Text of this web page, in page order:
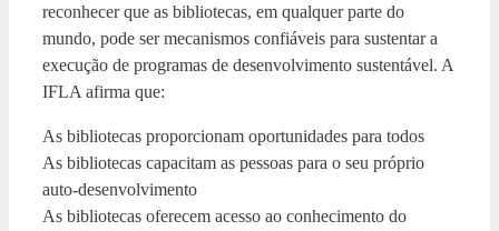
reconhecer que as bibliotecas, em qualquer parte do
mundo, pode ser mecanismos confiáveis ​​para sustentar a
execução de programas de desenvolvimento sustentável. A
IFLA afirma que:
As bibliotecas proporcionam oportunidades para todos
As bibliotecas capacitam as pessoas para o seu próprio
auto-desenvolvimento
As bibliotecas oferecem acesso ao conhecimento do